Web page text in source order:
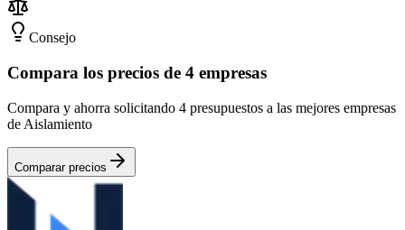
Consejo
Compara los precios de 4 empresas
Compara y ahorra solicitando 4 presupuestos a las mejores empresas
de Aislamiento
Comparar precios